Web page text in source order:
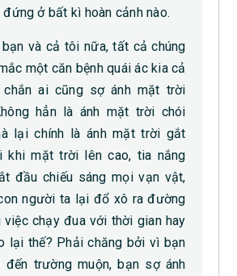
ở bất kì hoàn cảnh nào.
và cả tôi nữa, tất cả chúng
một căn bệnh quái ác kia cả
chắn ai cũng sợ ánh mặt trời
hẳn là ánh mặt trời chói
lại chính là ánh mặt trời gắt
khi mặt trời lên cao, tia nắng
đầu chiếu sáng mọi vạn vật,
người ta lại đổ xô ra đường
việc chạy đua với thời gian hay
lại thế? Phải chăng bởi vì bạn
đến trường muộn, bạn sợ ánh